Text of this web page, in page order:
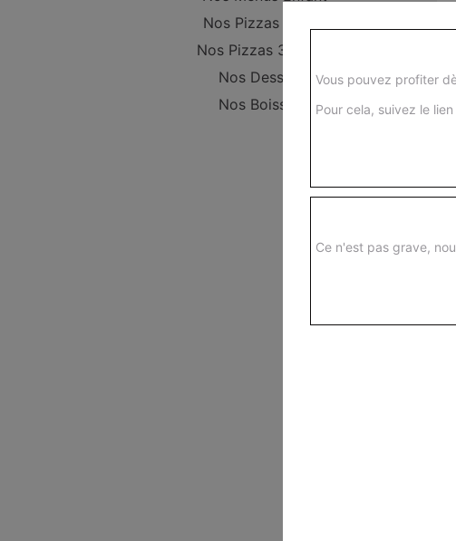
Nos Pizzas 29 cm
Nos Pizzas 34,5 cm
Nos Desserts
Nos Boissons
Vous pouvez profiter
Pour cela, suivez le
Ce n'est pas grave,